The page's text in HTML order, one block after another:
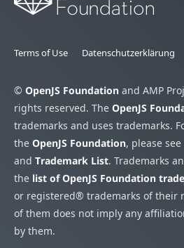
Terms of Use Datenschutzerklärung
© OpenJS Foundation and AMP
rights reserved. The OpenJS
trademarks and uses trademarks.
the OpenJS Foundation, please
and Trademark List. Trademarks
the list of OpenJS Foundation
or registered® trademarks of their
of them does not imply any
by them.